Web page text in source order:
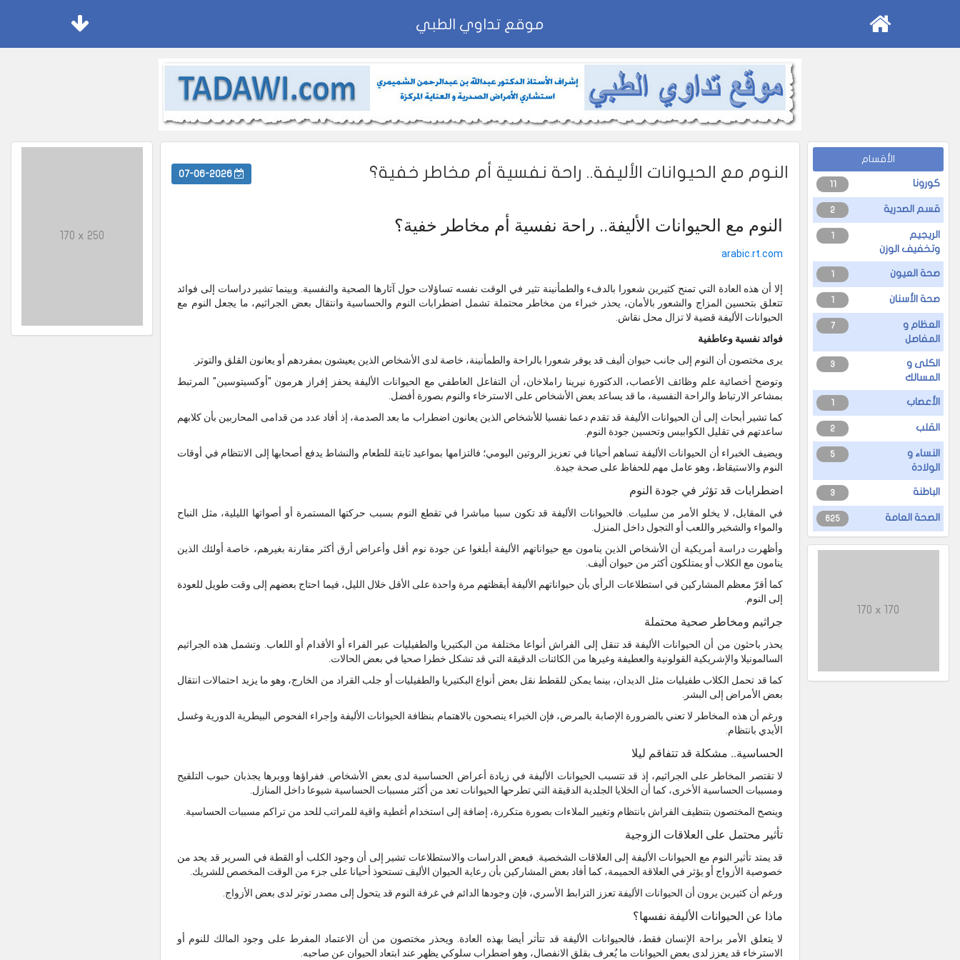
موقع تداوي الطبي
الأقسام
كورونا 11
قسم الصدرية 2
الريجيم
وتخفيف الوزن
1
صحة العيون 1
صحة الأسنان 1
العظام و
المفاصل
7
الكلى و
المسالك
3
الأعصاب 1
القلب 2
النساء و
الولادة
5
الباطنة 3
الصحة العامة 625
170 x 170
النوم مع الحيوانات الأليفة.. راحة نفسية أم مخاطر خفية؟
النوم مع الحيوانات الأليفة.. راحة نفسية أم مخاطر خفية؟
arabic.rt.com
إلا أن هذه العادة التي تمنح كثيرين شعورا بالدفء والطمأنينة تثير في الوقت نفسه تساؤلات حول آثارها الصحية والنفسية. وبينما تشير دراسات إلى فوائد
تتعلق بتحسين المزاج والشعور بالأمان، يحذر خبراء من مخاطر محتملة تشمل اضطرابات النوم والحساسية وانتقال بعض الجراثيم، ما يجعل النوم مع
الحيوانات الأليفة قضية لا تزال محل نقاش.
فوائد نفسية وعاطفية
يرى مختصون أن النوم إلى جانب حيوان أليف قد يوفر شعورا بالراحة والطمأنينة، خاصة لدى الأشخاص الذين يعيشون بمفردهم أو يعانون القلق والتوتر.
وتوضح أخصائية علم وظائف الأعصاب، الدكتورة نيرينا راملاخان، أن التفاعل العاطفي مع الحيوانات الأليفة يحفز إفراز هرمون "أوكسيتوسين" المرتبط
بمشاعر الارتباط والراحة النفسية، ما قد يساعد بعض الأشخاص على الاسترخاء والنوم بصورة أفضل.
كما تشير أبحاث إلى أن الحيوانات الأليفة قد تقدم دعما نفسيا للأشخاص الذين يعانون اضطراب ما بعد الصدمة، إذ أفاد عدد من قدامى المحاربين بأن كلابهم
ساعدتهم في تقليل الكوابيس وتحسين جودة النوم.
ويضيف الخبراء أن الحيوانات الأليفة تساهم أحيانا في تعزيز الروتين اليومي؛ فالتزامها بمواعيد ثابتة للطعام والنشاط يدفع أصحابها إلى الانتظام في أوقات
النوم والاستيقاظ، وهو عامل مهم للحفاظ على صحة جيدة.
اضطرابات قد تؤثر في جودة النوم
في المقابل، لا يخلو الأمر من سلبيات. فالحيوانات الأليفة قد تكون سببا مباشرا في تقطع النوم بسبب حركتها المستمرة أو أصواتها الليلية، مثل النباح
والمواء والشخير واللعب أو التجول داخل المنزل.
وأظهرت دراسة أمريكية أن الأشخاص الذين ينامون مع حيواناتهم الأليفة أبلغوا عن جودة نوم أقل وأعراض أرق أكثر مقارنة بغيرهم، خاصة أولئك الذين
ينامون مع الكلاب أو يمتلكون أكثر من حيوان أليف.
كما أقرّ معظم المشاركين في استطلاعات الرأي بأن حيواناتهم الأليفة أيقظتهم مرة واحدة على الأقل خلال الليل، فيما احتاج بعضهم إلى وقت طويل للعودة
إلى النوم.
جراثيم ومخاطر صحية محتملة
يحذر باحثون من أن الحيوانات الأليفة قد تنقل إلى الفراش أنواعا مختلفة من البكتيريا والطفيليات عبر الفراء أو الأقدام أو اللعاب. وتشمل هذه الجراثيم
السالمونيلا والإشريكية القولونية والعطيفة وغيرها من الكائنات الدقيقة التي قد تشكل خطرا صحيا في بعض الحالات.
كما قد تحمل الكلاب طفيليات مثل الديدان، بينما يمكن للقطط نقل بعض أنواع البكتيريا والطفيليات أو جلب القراد من الخارج، وهو ما يزيد احتمالات انتقال
بعض الأمراض إلى البشر.
ورغم أن هذه المخاطر لا تعني بالضرورة الإصابة بالمرض، فإن الخبراء ينصحون بالاهتمام بنظافة الحيوانات الأليفة وإجراء الفحوص البيطرية الدورية وغسل
الأيدي بانتظام.
الحساسية.. مشكلة قد تتفاقم ليلا
لا تقتصر المخاطر على الجراثيم، إذ قد تتسبب الحيوانات الأليفة في زيادة أعراض الحساسية لدى بعض الأشخاص. ففراؤها ووبرها يجذبان حبوب التلقيح
ومسببات الحساسية الأخرى، كما أن الخلايا الجلدية الدقيقة التي تطرحها الحيوانات تعد من أكثر مسببات الحساسية شيوعا داخل المنازل.
وينصح المختصون بتنظيف الفراش بانتظام وتغيير الملاءات بصورة متكررة، إضافة إلى استخدام أغطية واقية للمراتب للحد من تراكم مسببات الحساسية.
تأثير محتمل على العلاقات الزوجية
قد يمتد تأثير النوم مع الحيوانات الأليفة إلى العلاقات الشخصية. فبعض الدراسات والاستطلاعات تشير إلى أن وجود الكلب أو القطة في السرير قد يحد من
خصوصية الأزواج أو يؤثر في العلاقة الحميمة، كما أفاد بعض المشاركين بأن رعاية الحيوان الأليف تستحوذ أحيانا على جزء من الوقت المخصص للشريك.
ورغم أن كثيرين يرون أن الحيوانات الأليفة تعزز الترابط الأسري، فإن وجودها الدائم في غرفة النوم قد يتحول إلى مصدر توتر لدى بعض الأزواج.
ماذا عن الحيوانات الأليفة نفسها؟
لا يتعلق الأمر براحة الإنسان فقط، فالحيوانات الأليفة قد تتأثر أيضا بهذه العادة. ويحذر مختصون من أن الاعتماد المفرط على وجود المالك للنوم أو
الاسترخاء قد يعزز لدى بعض الحيوانات ما يُعرف بقلق الانفصال، وهو اضطراب سلوكي يظهر عند ابتعاد الحيوان عن صاحبه.
170 x 250